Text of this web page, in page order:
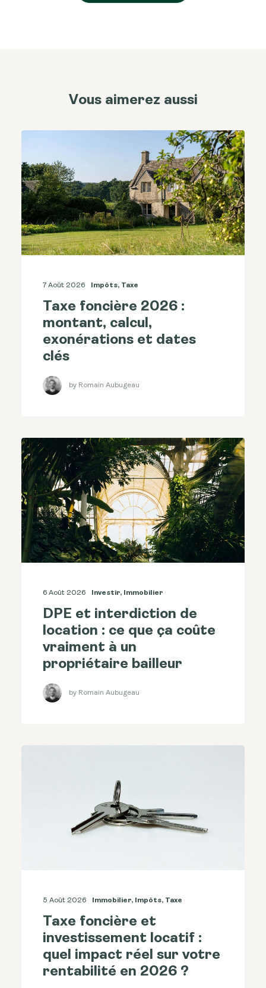
Vous aimerez aussi
7 Août 2026 Impôts, Taxe
Taxe foncière 2026 :
montant, calcul,
exonérations et dates
clés
by Romain Aubugeau
6 Août 2026 Investir, Immobilier
DPE et interdiction de
location : ce que ça coûte
vraiment à un
propriétaire bailleur
by Romain Aubugeau
5 Août 2026 Immobilier, Impôts, Taxe
Taxe foncière et
investissement locatif :
quel impact réel sur votre
rentabilité en 2026 ?